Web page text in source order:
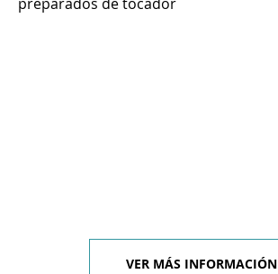
VER MÁS INFORMACIÓN